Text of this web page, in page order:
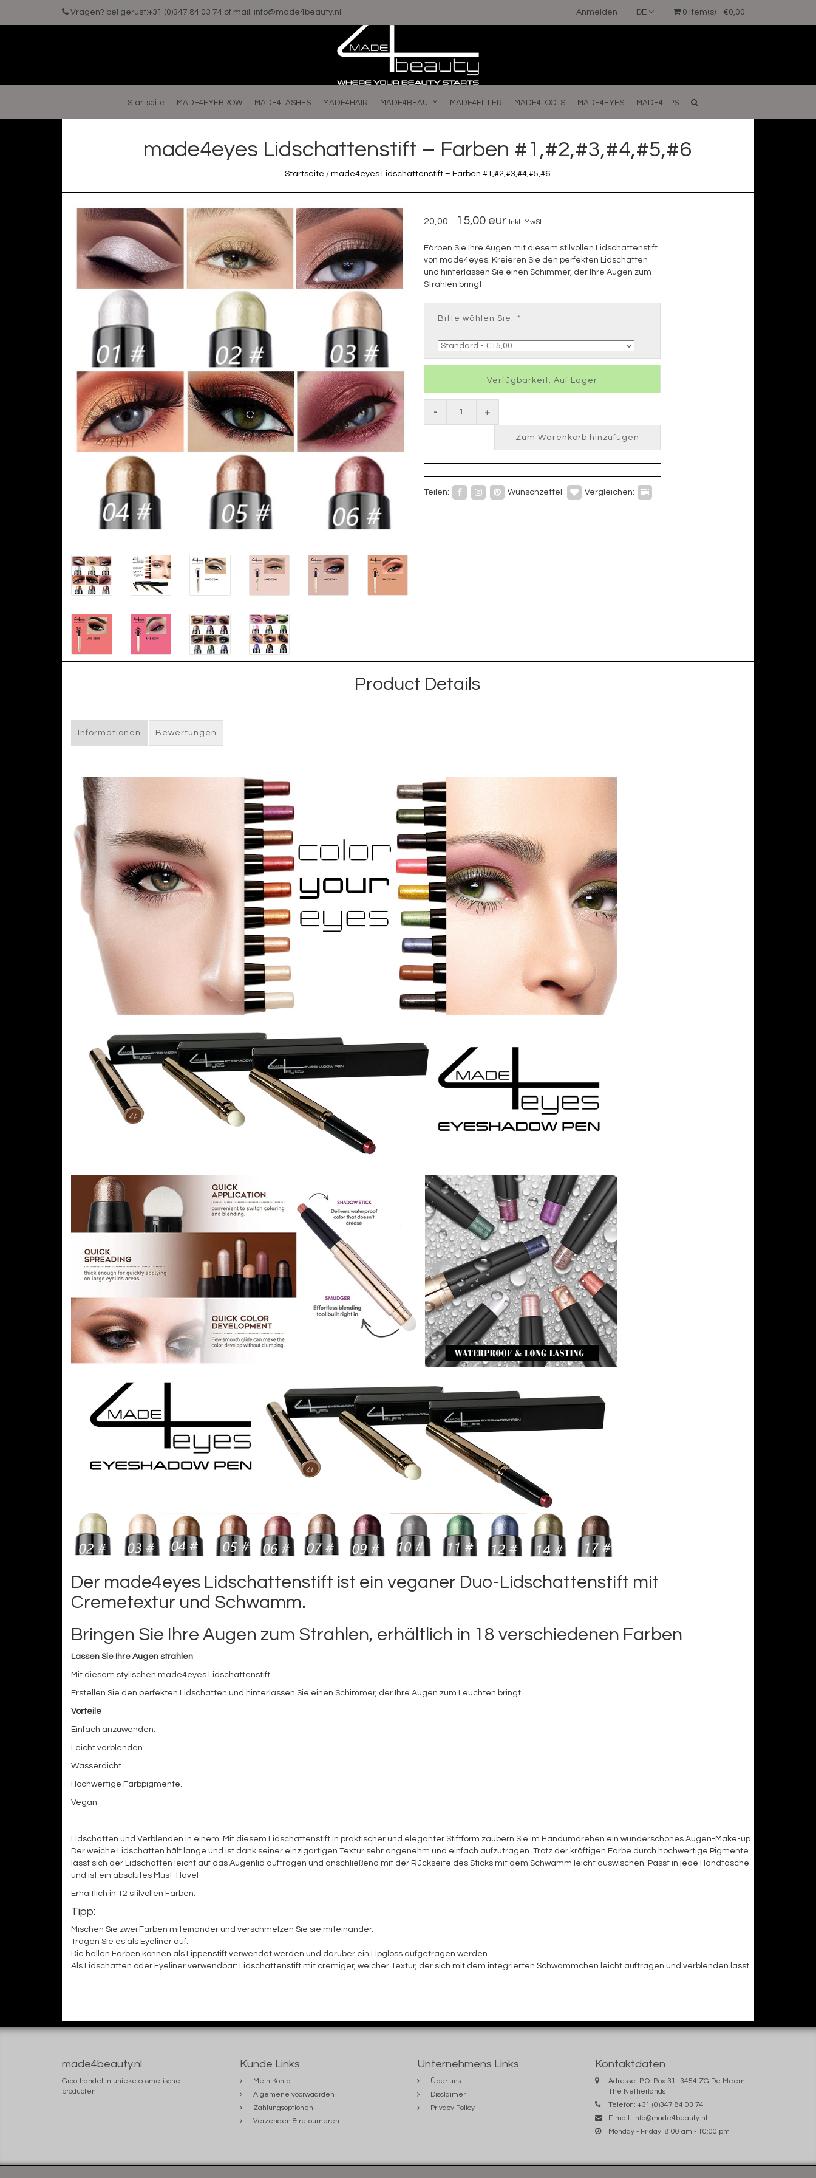
Vragen? bel gerust:+31 (0)347 84 03 74 of mail: info@made4beauty.nl 0 item(s) - €0,00
DE
Anmelden
Startseite MADE4EYEBROW MADE4LASHES MADE4HAIR MADE4BEAUTY MADE4FILLER MADE4TOOLS MADE4EYES MADE4LIPS
made4eyes Lidschattenstift – Farben #1,#2,#3,#4,#5,#6
Startseite / made4eyes Lidschattenstift – Farben #1,#2,#3,#4,#5,#6
20,00 15,00 eur Inkl. MwSt.
Färben Sie Ihre Augen mit diesem stilvollen Lidschattenstift
von made4eyes. Kreieren Sie den perfekten Lidschatten
und hinterlassen Sie einen Schimmer, der Ihre Augen zum
Strahlen bringt.
Bitte wählen Sie: *
Verfügbarkeit: Auf Lager
- +
Zum Warenkorb hinzufügen
Teilen: Wunschzettel: Vergleichen:
Product Details
Informationen Bewertungen
Der made4eyes Lidschattenstift ist ein veganer Duo-Lidschattenstift mit
Cremetextur und Schwamm.
Bringen Sie Ihre Augen zum Strahlen, erhältlich in 18 verschiedenen Farben
Lassen Sie Ihre Augen strahlen
Mit diesem stylischen made4eyes Lidschattenstift
Erstellen Sie den perfekten Lidschatten und hinterlassen Sie einen Schimmer, der Ihre Augen zum Leuchten bringt.
Vorteile
Einfach anzuwenden.
Leicht verblenden.
Wasserdicht.
Hochwertige Farbpigmente.
Vegan
Lidschatten und Verblenden in einem: Mit diesem Lidschattenstift in praktischer und eleganter Stiftform zaubern Sie im Handumdrehen ein wunderschönes Augen-Make-up.
Der weiche Lidschatten hält lange und ist dank seiner einzigartigen Textur sehr angenehm und einfach aufzutragen. Trotz der kräftigen Farbe durch hochwertige Pigmente
lässt sich der Lidschatten leicht auf das Augenlid auftragen und anschließend mit der Rückseite des Sticks mit dem Schwamm leicht auswischen. Passt in jede Handtasche
und ist ein absolutes Must-Have!
Erhältlich in 12 stilvollen Farben.
Tipp:
Mischen Sie zwei Farben miteinander und verschmelzen Sie sie miteinander.
Tragen Sie es als Eyeliner auf.
Die hellen Farben können als Lippenstift verwendet werden und darüber ein Lipgloss aufgetragen werden.
Als Lidschatten oder Eyeliner verwendbar: Lidschattenstift mit cremiger, weicher Textur, der sich mit dem integrierten Schwämmchen leicht auftragen und verblenden lässt
made4beauty.nl
Groothandel in unieke cosmetische
producten
Kunde Links
Mein Konto
Algemene voorwaarden
Zahlungsoptionen
Verzenden & retourneren
Unternehmens Links
Über uns
Disclaimer
Privacy Policy
Kontaktdaten
Adresse: P.O. Box 31 -3454 ZG De Meern -
The Netherlands
Telefon: +31 (0)347 84 03 74
E-mail: info@made4beauty.nl
Monday - Friday: 8:00 am - 10:00 pm